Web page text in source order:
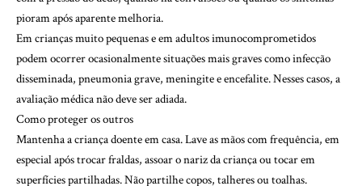
pioram após aparente melhoria.
Em crianças muito pequenas e em adultos imunocomprometidos
podem ocorrer ocasionalmente situações mais graves como infecção
disseminada, pneumonia grave, meningite e encefalite. Nesses casos, a
avaliação médica não deve ser adiada.
Como proteger os outros
Mantenha a criança doente em casa. Lave as mãos com frequência, em
especial após trocar fraldas, assoar o nariz da criança ou tocar em
superfícies partilhadas. Não partilhe copos, talheres ou toalhas.